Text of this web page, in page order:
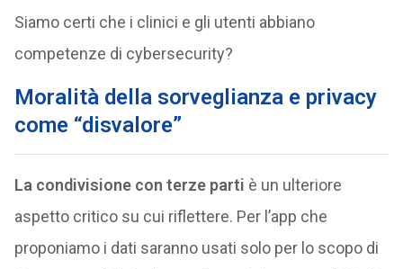
Siamo certi che i clinici e gli utenti abbiano
competenze di cybersecurity?
Moralità della sorveglianza e privacy
come “disvalore”
La condivisione con terze parti è un ulteriore
aspetto critico su cui riflettere. Per l’app che
proponiamo i dati saranno usati solo per lo scopo di